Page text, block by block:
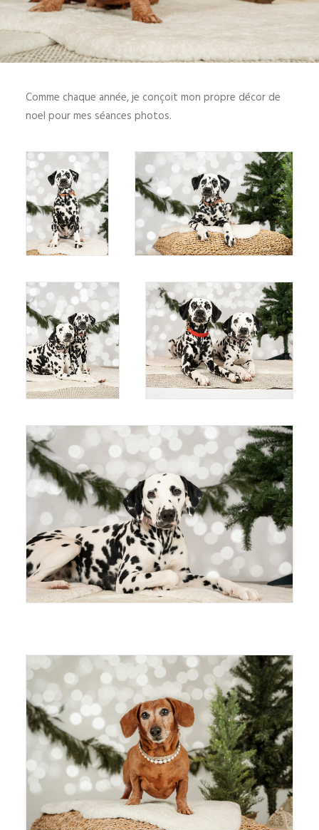
Comme chaque année, je conçoit mon propre décor de
noel pour mes séances photos.